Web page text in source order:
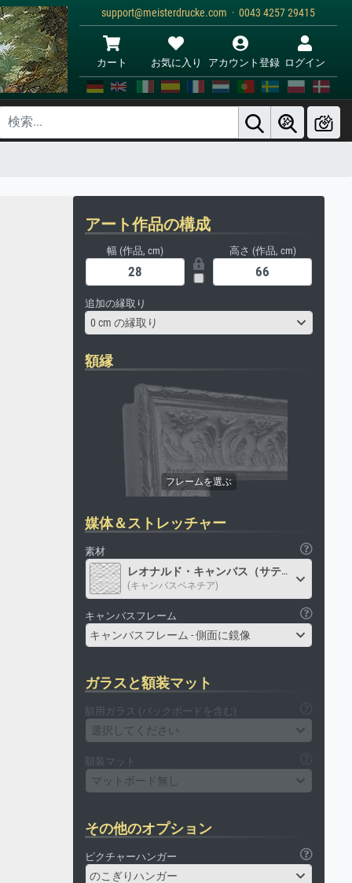
support@meisterdrucke.com · 0043 4257 29415
カート お気に入り アカウント登録 ログイン
アート作品の構成
幅 (作品, cm) 高さ (作品, cm)
追加の縁取り
0 cm の縁取り
額縁
媒体＆ストレッチャー
素材
レオナルド・キャンバス（サテン）
(キャンバスベネチア)
キャンバスフレーム
キャンバスフレーム - 側面に鏡像
ガラスと額装マット
額用ガラス (バックボードを含む)
選択してください
額装マット
マットボード無し
その他のオプション
ピクチャーハンガー
のこぎりハンガー